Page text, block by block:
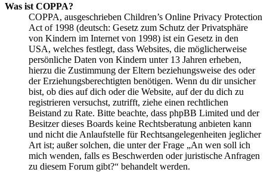
Was ist COPPA?
COPPA, ausgeschrieben Children’s Online Privacy Protection
Act of 1998 (deutsch: Gesetz zum Schutz der Privatsphäre
von Kindern im Internet von 1998) ist ein Gesetz in den
USA, welches festlegt, dass Websites, die möglicherweise
persönliche Daten von Kindern unter 13 Jahren erheben,
hierzu die Zustimmung der Eltern beziehungsweise des oder
der Erziehungsberechtigten benötigen. Wenn du dir unsicher
bist, ob dies auf dich oder die Website, auf der du dich zu
registrieren versuchst, zutrifft, ziehe einen rechtlichen
Beistand zu Rate. Bitte beachte, dass phpBB Limited und der
Besitzer dieses Boards keine Rechtsberatung anbieten kann
und nicht die Anlaufstelle für Rechtsangelegenheiten jeglicher
Art ist; außer solchen, die unter der Frage „An wen soll ich
mich wenden, falls es Beschwerden oder juristische Anfragen
zu diesem Forum gibt?“ behandelt werden.